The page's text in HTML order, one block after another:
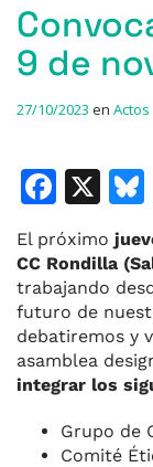
9 de
27/10/2023 en Actos
F
a
c
e
b
o
o
k
X
El próximo
CC Rondilla
trabajando
futuro de
debatiremos y
asamblea
integrar los
Grupo de
Comité